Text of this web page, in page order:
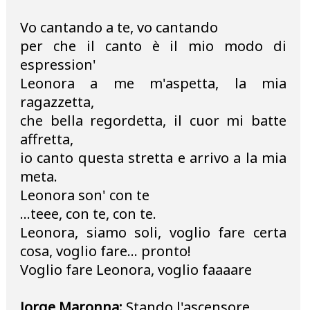
Vo cantando a te, vo cantando
per che il canto è il mio modo di
espression'
Leonora a me m'aspetta, la mia
ragazzetta,
che bella regordetta, il cuor mi batte
affretta,
io canto questa stretta e arrivo a la mia
meta.
Leonora son' con te
...teee, con te, con te.
Leonora, siamo soli, voglio fare certa
cosa, voglio fare... pronto!
Voglio fare Leonora, voglio faaaare